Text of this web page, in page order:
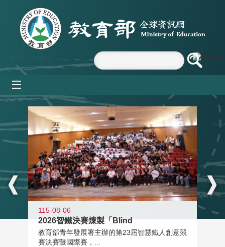
跳到主要內容區塊
:::
115-08-06
2026智鐵決賽煉製「Blind
教育部青年發展署主辦的第23屆智慧鐵人創意競
賽決賽暨國際賽，...